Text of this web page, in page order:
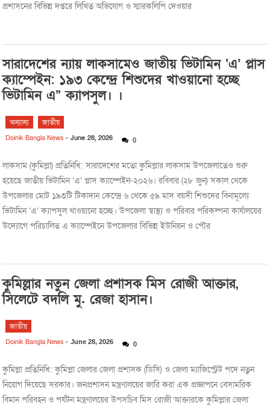
প্রশাসনের বিভিন্ন দপ্তরে লিখিত অভিযোগ ও স্মারকলিপি দেওয়ার
সারাদেশের ন্যায় লাকসামেও জাতীয় ভিটামিন ‘এ’ প্লাস
ক্যাম্পেইন: ১৯৩ কেন্দ্রে শিশুদের খাওয়ানো হচ্ছে
ভিটামিন এ” ক্যাপসুল। ।
অন্যান্য জাতীয়
Doinik Bangla News -June 28, 2026 0
লাকসাম (কুমিল্লা) প্রতিনিধি: সারাদেশের মতো কুমিল্লার লাকসাম উপজেলাতেও শুরু
হয়েছে জাতীয় ভিটামিন ‘এ’ প্লাস ক্যাম্পেইন-২০২৬। রবিবার (২৮ জুন) সকাল থেকে
উপজেলার মোট ১৯৩টি টিকাদান কেন্দ্রে ৬ থেকে ৫৯ মাস বয়সী শিশুদের বিনামূল্যে
ভিটামিন ‘এ’ ক্যাপসুল খাওয়ানো হচ্ছে। উপজেলা স্বাস্থ্য ও পরিবার পরিকল্পনা কার্যালয়ের
উদ্যোগে পরিচালিত এ ক্যাম্পেইনে উপজেলার বিভিন্ন ইউনিয়ন ও পৌর
কুমিল্লার নতুন জেলা প্রশাসক মিস রোজী আক্তার,
সিলেটে বদলি মু. রেজা হাসান।
জাতীয়
Doinik Bangla News -June 28, 2026 0
কুমিল্লা প্রতিনিধি: কুমিল্লা জেলার জেলা প্রশাসক (ডিসি) ও জেলা ম্যাজিস্ট্রেট পদে নতুন
নিয়োগ দিয়েছে সরকার। জনপ্রশাসন মন্ত্রণালয়ের জারি করা এক প্রজ্ঞাপনে বেসামরিক
বিমান পরিবহন ও পর্যটন মন্ত্রণালয়ের উপসচিব মিস রোজী আক্তারকে কুমিল্লার জেলা